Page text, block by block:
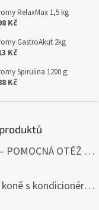
RelaxMax 1,5 kg
Kč
GastroAkut 2kg
Kč
Spirulina 1200 g
Kč
DAISY REIN – POMOCNÁ OTĚŽ PROTI STAHOVÁNÍ HLAVY DOLŮ ČERNÁ SHIRES
je 5 z 5 hvězdiček.
Šampón pro koně s kondicionérem 500ml Waldhausen
je 5 z 5 hvězdiček.